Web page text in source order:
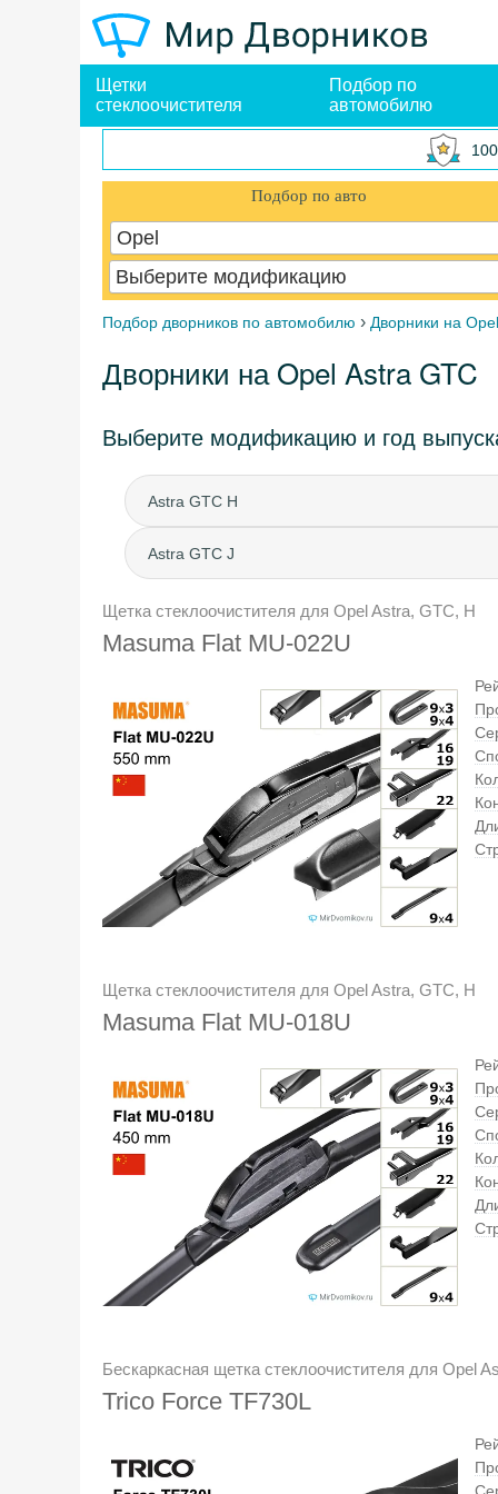
Щетки
стеклоочистителя
Подбор по
автомобилю
Подбор по авто
Opel
Выберите модификацию
Подбор дворников по автомобилю › Дворники на Opel
Дворники на Opel Astra GTC
Выберите модификацию и год
Astra GTC H
Astra GTC J
Щетка стеклоочистителя для Opel Astra, GTC, H
Masuma Flat MU-022U
Щетка стеклоочистителя для Opel Astra, GTC, H
Masuma Flat MU-018U
Бескаркасная щетка стеклоочистителя для Opel
Trico Force TF730L